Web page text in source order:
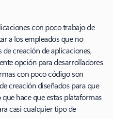
con poco trabajo de
a los empleados que no
creación de aplicaciones,
opción para desarrolladores
con poco código son
creación diseñados para que
hace que estas plataformas
casi cualquier tipo de